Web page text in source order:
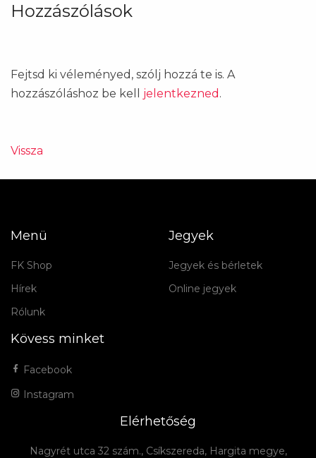
Hozzászólások
Fejtsd ki véleményed, szólj hozzá te is. A
hozzászóláshoz be kell jelentkezned .
Vissza
Menü
FK Shop
Hírek
Rólunk
Jegyek
Jegyek és bérletek
Online jegyek
Kövess minket
Facebook
Instagram
Elérhetőség
Nagyrét utca 32 szám., Csíkszereda, Hargita megye,